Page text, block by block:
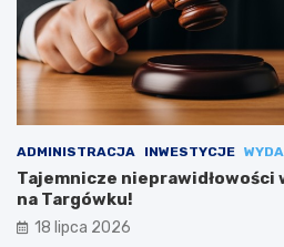
ADMINISTRACJA INWESTYCJE
Tajemnicze
na Targówku!
18 lipca 2026